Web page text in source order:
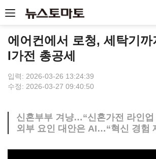
에어컨에서 로청, 세탁기
I가전 총공세
입력: 2026-03-26 13:24:39
수정: 2026-03-27 09:40:50
신혼부부 겨냥…“신혼가전 라인업
외부 요인 대안은 AI…“혁신 경험